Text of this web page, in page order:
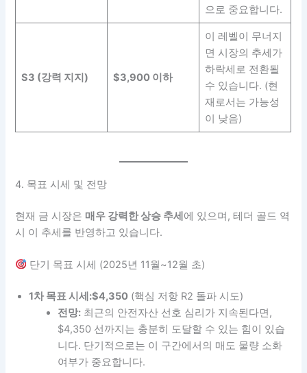
으로 중요합니다.
S3 (강력 지지) $3,900 이하
이 레벨이 무너지
면 시장의 추세가
하락세로 전환될
수 있습니다. (현
재로서는 가능성
이 낮음)
4. 목표 시세 및 전망
현재 금 시장은 매우 강력한 상승 추세 에 있으며, 테더 골드 역
시 이 추세를 반영하고 있습니다.
단기 목표 시세 (2025년 11월~12월 초)
1차 목표 시세:$4,350 (핵심 저항 R2 돌파 시도)
전망: 최근의 안전자산 선호 심리가 지속된다면,
$4,350 선까지는 충분히 도달할 수 있는 힘이 있습
니다. 단기적으로는 이 구간에서의 매도 물량 소화
여부가 중요합니다.